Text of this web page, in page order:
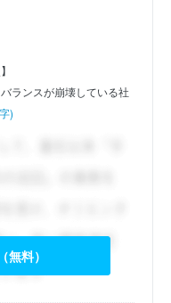
ランスが崩壊している社
)
無料）